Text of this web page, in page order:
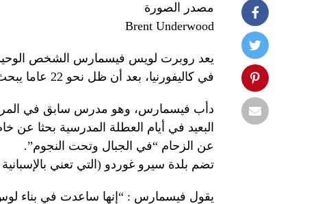
مصدر الصورة
Brent Underwood
يعد روبرت لويس فيسمارس الشخص الوحيد
في كاليفورنيا، بعد أن ظل نحو 22 عاما يبحث عن طريق الفضة المفقود.
البعيد في أيام العطلة المدرسية بحثا عن
عن الزحام “في الجبال وتحت النجوم”.
تضم بلدة سيرو غوردو (التي تعني بالإسبانية
يقول فيسمارس : “إنها ساعدت في بناء